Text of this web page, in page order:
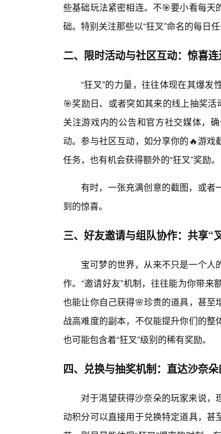
些基础玩法紧密相连。不🎯要小看每
础。特别关注那些以“狂叉”命名的每日
二、限时活动与社区互动：惊喜
“狂叉”的力量，往往体现在其爆
🎯奖励日、或者突如其来的线上抽奖
关注游戏内的公告和官方社交媒体，
动。参与社区互动，如分享你的🔥游
任务，也有机会获得额外的“狂叉”奖励。
有时，一张充满创意的截图，或
到的惊喜。
三、好友邀请与组队协作：共享“
宝可梦的世界，从来不只是一个
作。“邀请好友”机制，往往能为你带
也能让你自己获得🌸珍贵的道具，甚
战高难度的副本，不仅能提升你们的
也可能包含着“狂叉”级别的稀有奖励。
四、兑换与抽奖机制：直达沙奈
对于渴望获得沙奈朵的玩家来说
动积分可以直接用于兑换特定道具，